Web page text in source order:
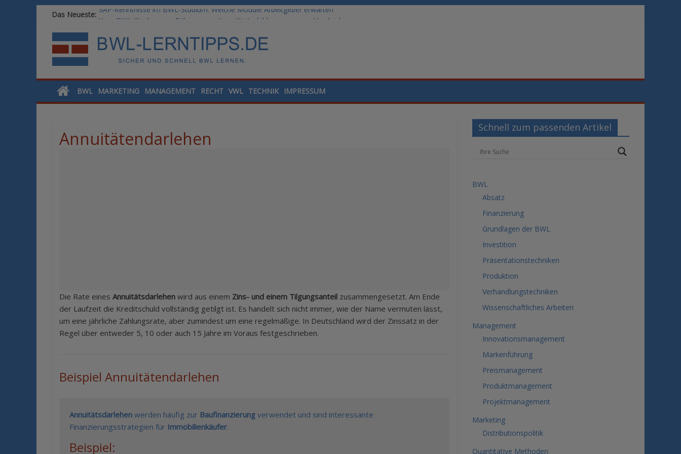
Das Neueste:
SAP-Kenntnisse im BWL-Studium: Welche Module Arbeitgeber erwarten
Vom BWL-Studium zur Führungsposition: Weiterbildungswege im Vergleich
KI-Kompetenz im BWL-Studium: Controlling und Datenanalyse verstehen
Methoden der Personalentwicklung: Blended Learning versus klassische Präsenzschulung im Vergleich
BWL MARKETING MANAGEMENT RECHT VWL TECHNIK IMPRESSUM
Annuitätendarlehen
Die Rate eines Annuitätsdarlehen wird aus einem Zins- und einem Tilgungsanteil zusammengesetzt. Am Ende
der Laufzeit die Kreditschuld vollständig getilgt ist. Es handelt sich nicht immer, wie der Name vermuten lässt,
um eine jährliche Zahlungsrate, aber zumindest um eine regelmäßige. In Deutschland wird der Zinssatz in der
Regel über entweder 5, 10 oder auch 15 Jahre im Voraus festgeschrieben.
Beispiel Annuitätendarlehen
Annuitätsdarlehen werden häufig zur Baufinanzierung verwendet und sind interessante
Finanzierungsstrategien für Immobilienkäufer.
Beispiel:
Schnell zum passenden Artikel
BWL
Absatz
Finanzierung
Grundlagen der BWL
Investition
Präsentationstechniken
Produktion
Verhandlungstechniken
Wissenschaftliches Arbeiten
Management
Innovationsmanagement
Markenführung
Preismanagement
Produktmanagement
Projektmanagement
Marketing
Distributionspolitik
Quantitative Methoden